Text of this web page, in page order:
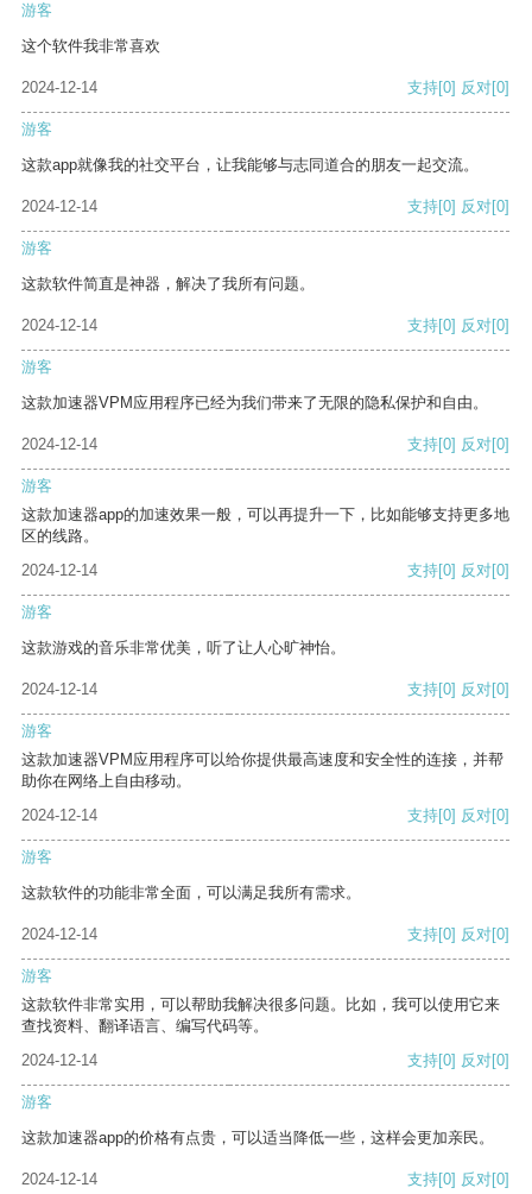
游客
这个软件我非常喜欢
2024-12-14 支持[0] 反对[0]
游客
这款app就像我的社交平台，让我能够与志同道合的朋友一起交流。
2024-12-14 支持[0] 反对[0]
游客
这款软件简直是神器，解决了我所有问题。
2024-12-14 支持[0] 反对[0]
游客
这款加速器VPM应用程序已经为我们带来了无限的隐私保护和自由。
2024-12-14 支持[0] 反对[0]
游客
这款加速器app的加速效果一般，可以再提升一下，比如能够支持更多地
区的线路。
2024-12-14
支持[0] 反对[0]
游客
这款游戏的音乐非常优美，听了让人心旷神怡。
2024-12-14 支持[0] 反对[0]
游客
这款加速器VPM应用程序可以给你提供最高速度和安全性的连接，并帮
助你在网络上自由移动。
2024-12-14
支持[0] 反对[0]
游客
这款软件的功能非常全面，可以满足我所有需求。
2024-12-14 支持[0] 反对[0]
游客
这款软件非常实用，可以帮助我解决很多问题。比如，我可以使用它来
查找资料、翻译语言、编写代码等。
2024-12-14
支持[0] 反对[0]
游客
这款加速器app的价格有点贵，可以适当降低一些，这样会更加亲民。
2024-12-14 支持[0] 反对[0]